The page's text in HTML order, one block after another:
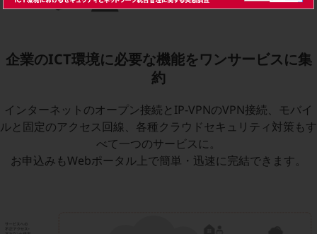
運輸業
地域産業
その他の業界はこちら
ゲーム感覚で見つける
モバイル・ICTサービスをオンラインで
企業のICT環境に必要な機能をワンサービスに集
約
インターネットのオープン接続とIP-VPNのVPN接続、モバイ
ルと固定のアクセス回線、各種クラウドセキュリティ対策もす
べて一つのサービスに。
お申込みもWebポータル上で簡単・迅速に完結できます。